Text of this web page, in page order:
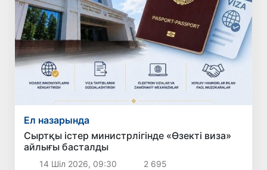
Ел назарында
Сыртқы істер министрлігінде «Өзекті виза»
айлығы басталды
14 Шіл 2026, 09:30 2 695